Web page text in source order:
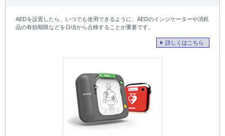
AEDを設置したら、いつでも使用できるように、AEDのインジケーターや消耗
品の有効期限などを日頃から点検することが重要です。
詳しくはこちら